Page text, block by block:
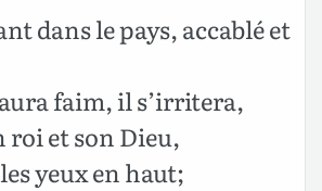
dans le pays, accablé et
faim, il s’irritera,
roi et son Dieu,
yeux en haut;